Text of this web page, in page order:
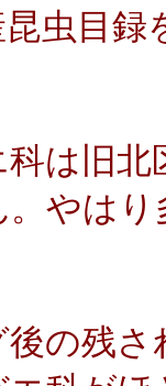
虫目録
科は旧
やは
後の残